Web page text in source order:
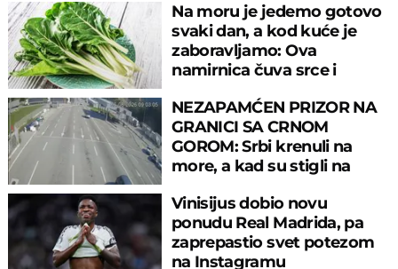
Na moru je jedemo gotovo
svaki dan, a kod kuće je
zaboravljamo: Ova
namirnica čuva srce i
NEZAPAMĆEN PRIZOR NA
GRANICI SA CRNOM
GOROM: Srbi krenuli na
more, a kad su stigli na
Vinisijus dobio novu
ponudu Real Madrida, pa
zaprepastio svet potezom
na Instagramu